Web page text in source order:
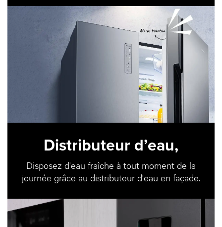
Distributeur d’eau,
Disposez d'eau fraîche à tout moment de la
journée grâce au distributeur d'eau en façade.